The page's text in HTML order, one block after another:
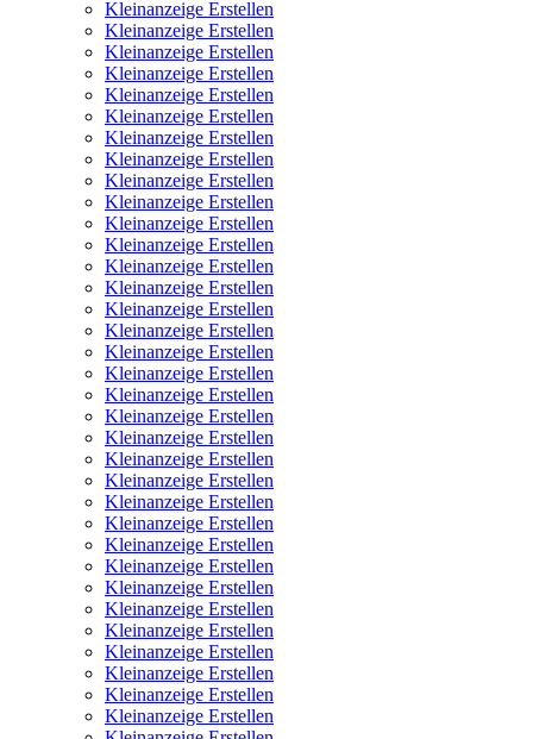
Kleinanzeige Erstellen
Kleinanzeige Erstellen
Kleinanzeige Erstellen
Kleinanzeige Erstellen
Kleinanzeige Erstellen
Kleinanzeige Erstellen
Kleinanzeige Erstellen
Kleinanzeige Erstellen
Kleinanzeige Erstellen
Kleinanzeige Erstellen
Kleinanzeige Erstellen
Kleinanzeige Erstellen
Kleinanzeige Erstellen
Kleinanzeige Erstellen
Kleinanzeige Erstellen
Kleinanzeige Erstellen
Kleinanzeige Erstellen
Kleinanzeige Erstellen
Kleinanzeige Erstellen
Kleinanzeige Erstellen
Kleinanzeige Erstellen
Kleinanzeige Erstellen
Kleinanzeige Erstellen
Kleinanzeige Erstellen
Kleinanzeige Erstellen
Kleinanzeige Erstellen
Kleinanzeige Erstellen
Kleinanzeige Erstellen
Kleinanzeige Erstellen
Kleinanzeige Erstellen
Kleinanzeige Erstellen
Kleinanzeige Erstellen
Kleinanzeige Erstellen
Kleinanzeige Erstellen